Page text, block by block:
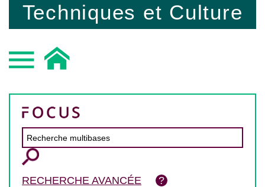
Techniques et Culture
RECHERCHE AVANCÉE